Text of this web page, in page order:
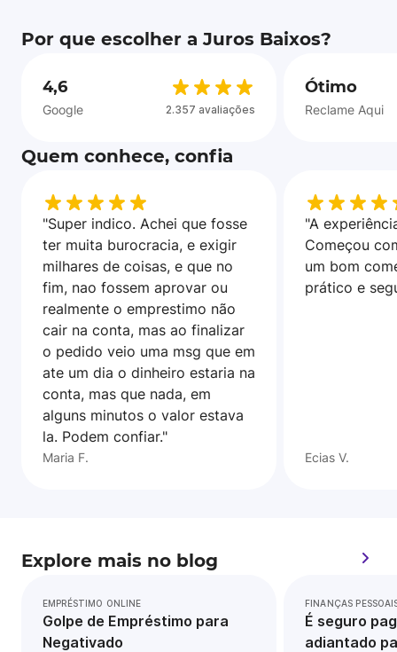
Por que escolher a Juros Baixos?
4,6
Google 2.357 avaliações
Ótimo
Reclame Aqui
Quem conhece, confia
"Super indico. Achei que fosse
ter muita burocracia, e exigir
milhares de coisas, e que no
fim, nao fossem aprovar ou
realmente o emprestimo não
cair na conta, mas ao finalizar
o pedido veio uma msg que em
ate um dia o dinheiro estaria na
conta, mas que nada, em
alguns minutos o valor estava
la. Podem confiar."
Maria F.
"A
Começou
um bom
prático e
Ecias V.
Explore mais no blog
EMPRÉSTIMO ONLINE
Golpe de Empréstimo para
Negativado
FINANÇAS
É seguro
adiantado